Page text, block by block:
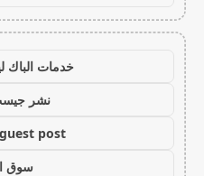
خدمات الباك
نشر
guest post مقال ضيف
سوق